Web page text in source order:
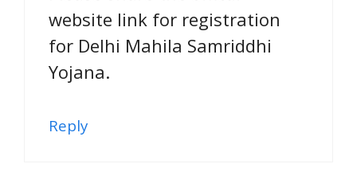
website link for registration
for Delhi Mahila Samriddhi
Yojana.
Reply